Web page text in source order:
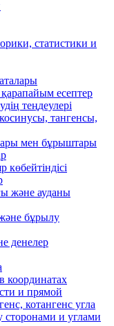
статистики и
есептер
теңдеулері
тангенсы,
мен бұрыштары
көбейтіндісі
және ауданы
бұрылу
денелер
координатах
и прямой
котангенс угла
и углами